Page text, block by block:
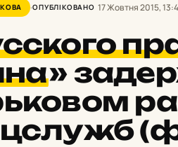
ОПУБЛІКОВАНО 17 Жовтня 2015,
»